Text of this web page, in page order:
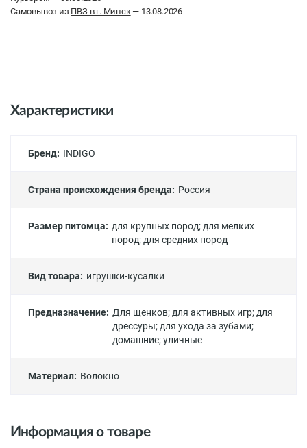
Самовывоз из ПВЗ в г. Минск— 13.08.2026
Характеристики
Бренд: INDIGO
Страна происхождения бренда: Россия
Размер питомца: для крупных пород;для мелких
пород;для средних пород
Вид товара: игрушки-кусалки
Предназначение: Для щенков;для активных игр;для
дрессуры;для ухода за зубами;
домашние;уличные
Материал: Волокно
Информация о товаре